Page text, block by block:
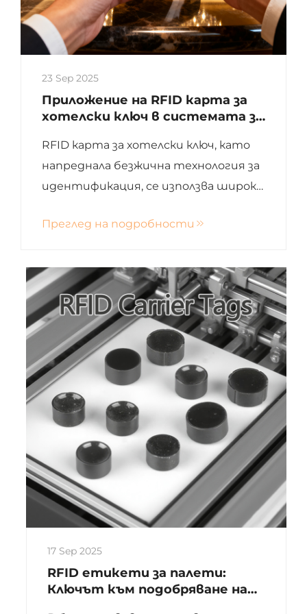
23 Sep 2025
Приложение на RFID карта за
хотелски ключ в системата за
RFID карта за хотелски ключ, като
напреднала безжична технология за
идентификация, се използва широко
за да помогне на хотелите да
управление на клиенти и контрол
на сигурността. RFID картите за
хотелски ключове заменят
традиционните магнитни ленти...
Преглед на подробности
17 Sep 2025
RFID етикети за палети:
Ключът към подобряване на